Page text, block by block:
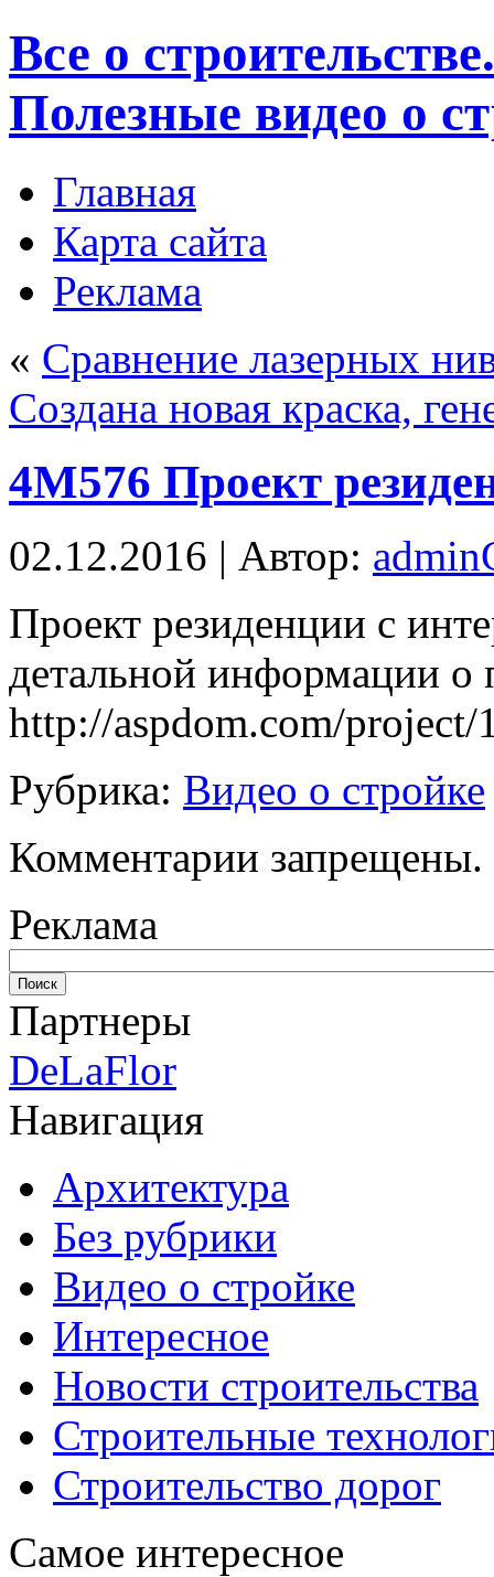
Все о
Полезные видео о
Главная
Карта сайта
Реклама
« Сравнение лазерных
Создана новая краска,
4M576 Проект
02.12.2016 | Автор:
Прoeкт резиденции с
детальной информации о
http://aspdom.com/project/
Рубрика: Видео о стройке
Комментарии запрещены.
Реклама
Партнеры
DeLaFlor
Навигация
Архитектура
Без рубрики
Видео о стройке
Интересное
Новости строительства
Строительные
Строительство дорог
Самое интересное